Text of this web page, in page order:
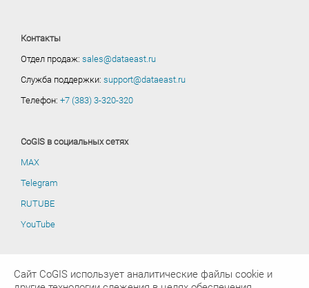
Сайт CoGIS использует аналитические файлы cookie и
Контакты
Отдел продаж: sales@dataeast.ru
Служба поддержки: support@dataeast.ru
Телефон: +7 (383) 3-320-320
CoGIS в социальных сетях
MAX
Telegram
RUTUBE
YouTube